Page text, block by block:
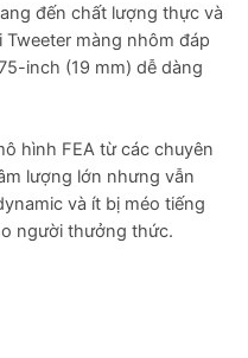
đến chất lượng thực và
Tweeter màng nhôm đáp
inch (19 mm) dễ dàng
hình FEA từ các chuyên
lượng lớn nhưng vẫn
và ít bị méo tiếng
người thưởng thức.